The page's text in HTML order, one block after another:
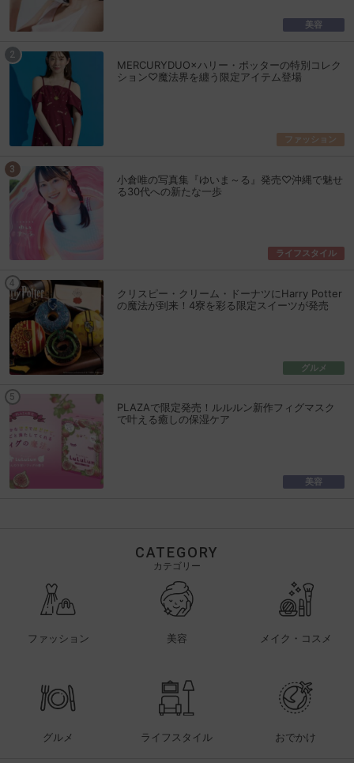
美容
MERCURYDUO×ハリー・ポッターの特別コレク
ション♡魔法界を纏う限定アイテム登場
ファッション
小倉唯の写真集『ゆいま～る』発売♡沖縄で魅せ
る30代への新たな一歩
ライフスタイル
クリスピー・クリーム・ドーナツにHarry Potter
の魔法が到来！4寮を彩る限定スイーツが発売
グルメ
PLAZAで限定発売！ルルルン新作フィグマスク
で叶える癒しの保湿ケア
美容
CATEGORY
カテゴリー
ファッション 美容 メイク・コスメ
グルメ ライフスタイル おでかけ